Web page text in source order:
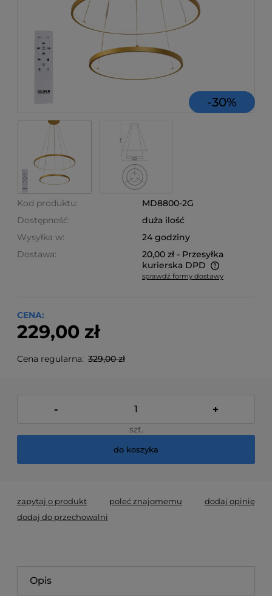
-30%
Kod produktu:
MD8800-2G
Dostępność:
duża ilość
Wysyłka w:
24 godziny
Dostawa:
20,00 zł - Przesyłka
kurierska DPD
Cena nie zawiera ewentualnych kosztów płatności
sprawdź formy dostawy
CENA:
229,00 zł
Cena regularna: 329,00 zł
- +
szt.
do koszyka
zapytaj o produkt poleć znajomemu
dodaj opinię
dodaj do przechowalni
Opis